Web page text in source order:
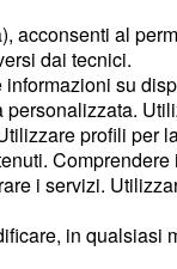
acconsenti al
dai tecnici.
su
profili per
i servizi.
in qualsiasi